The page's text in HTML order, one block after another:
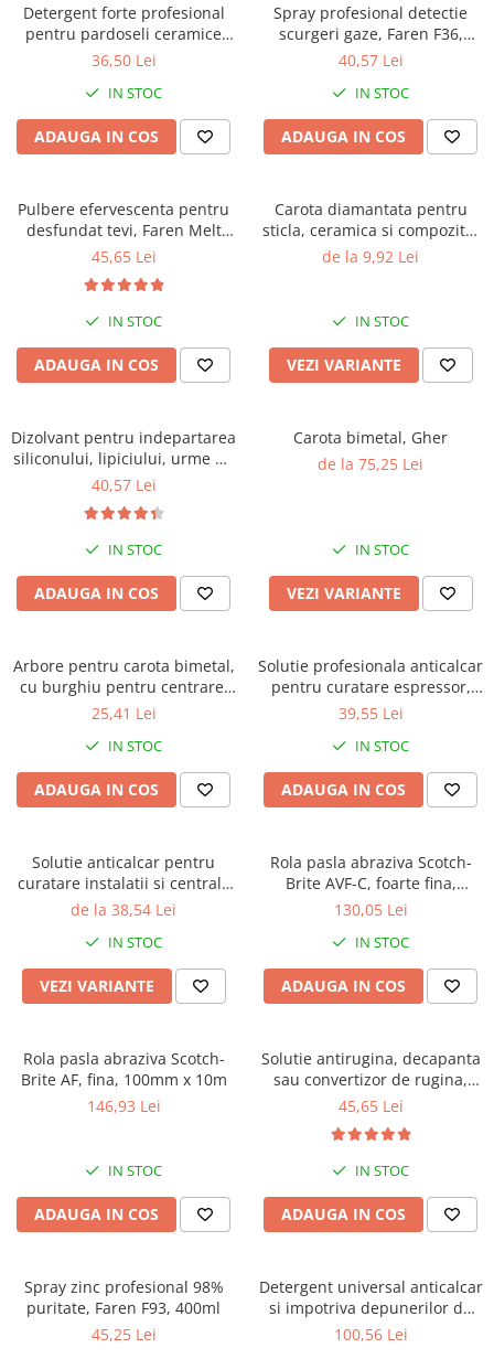
Detergent forte profesional
pentru pardoseli ceramice
sau piatra, Faren Power
36,50 Lei
IN STOC
ADAUGA IN COS
Spray profesional detectie
scurgeri gaze, Faren F36,
400ml
40,57 Lei
IN STOC
ADAUGA IN COS
Pulbere efervescenta pentru
desfundat tevi, Faren Melt
Strong, 600g
45,65 Lei
IN STOC
ADAUGA IN COS
Carota diamantata pentru
sticla, ceramica si compozite,
cu prindere universala, Gher
de la 9,92 Lei
IN STOC
VEZI VARIANTE
Dizolvant pentru indepartarea
siliconului, lipiciului, urme de
asfalt, Faren OK ONE, 200ml
40,57 Lei
IN STOC
ADAUGA IN COS
Carota bimetal, Gher
de la 75,25 Lei
IN STOC
VEZI VARIANTE
Arbore pentru carota bimetal,
cu burghiu pentru centrare,
Gher
25,41 Lei
IN STOC
ADAUGA IN COS
Solutie profesionala anticalcar
pentru curatare espressor,
Faren Break, 750ml
39,55 Lei
IN STOC
ADAUGA IN COS
Solutie anticalcar pentru
curatare instalatii si centrale
termice, Faren Decal VR27
de la 38,54 Lei
IN STOC
VEZI VARIANTE
Rola pasla abraziva Scotch-
Brite AVF-C, foarte fina,
100mm x 10m
130,05 Lei
IN STOC
ADAUGA IN COS
Rola pasla abraziva Scotch-
Brite AF, fina, 100mm x 10m
146,93 Lei
IN STOC
ADAUGA IN COS
Solutie antirugina, decapanta
sau convertizor de rugina,
Faren Ruginox, 250 ml
45,65 Lei
IN STOC
ADAUGA IN COS
Spray zinc profesional 98%
puritate, Faren F93, 400ml
45,25 Lei
Detergent universal anticalcar
si impotriva depunerilor de
ciment, Faren Rapido, 5 litri
100,56 Lei